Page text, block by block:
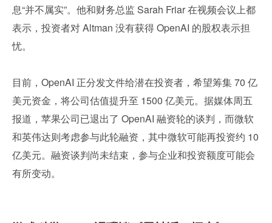
息“并不属实”。他和财务总监 Sarah Friar 在视频会议上都
表示，投资者对 Altman 没有获得 OpenAI 的股权表示担
忧。
目前，OpenAI 正分发文件给潜在投资者，希望筹集 70 亿
美元资金，将公司估值提升至 1500 亿美元。据媒体周五
报道，苹果公司已退出了 OpenAI 融资轮的谈判，而微软
和英伟达则考虑参与此轮融资，其中微软可能再投资约 10
亿美元。融资谈判尚未结束，参与企业和投资额度可能会
有所变动。